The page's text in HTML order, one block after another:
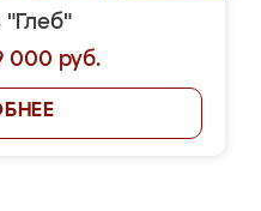
"Глеб"
000 руб.